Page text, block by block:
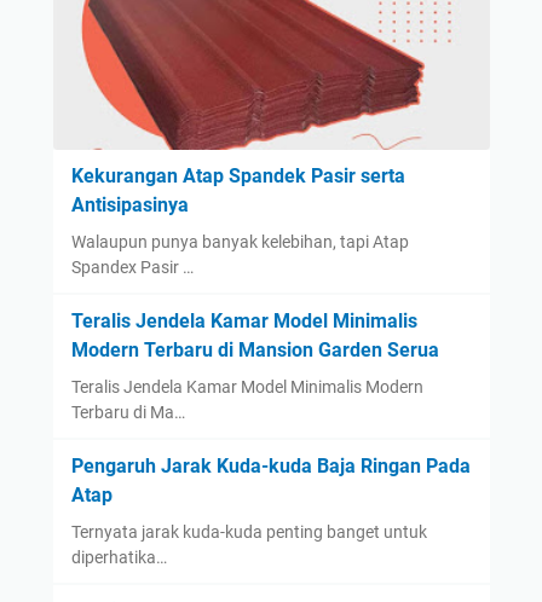
Kekurangan Atap Spandek Pasir serta
Antisipasinya
Walaupun punya banyak kelebihan, tapi Atap
Spandex Pasir …
Teralis Jendela Kamar Model Minimalis
Modern Terbaru di Mansion Garden Serua
Teralis Jendela Kamar Model Minimalis Modern
Terbaru di Ma…
Pengaruh Jarak Kuda-kuda Baja Ringan Pada
Atap
Ternyata jarak kuda-kuda penting banget untuk
diperhatika…